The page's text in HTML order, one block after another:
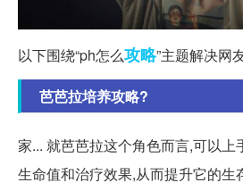
以下围绕“ph怎么攻略”主题解决网
芭芭拉培养攻略?
家... 就芭芭拉这个角色而言,可以
生命值和治疗效果,从而提升它的生